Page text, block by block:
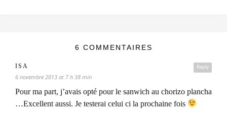
6 COMMENTAIRES
Reply
ISA
6 novembre 2013 at 7 h 38 min
Pour ma part, j’avais opté pour le sanwich au chorizo plancha
…Excellent aussi. Je testerai celui ci la prochaine fois